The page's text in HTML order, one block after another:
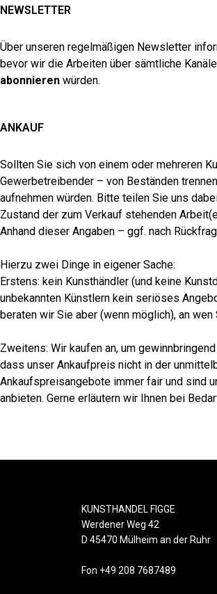
NEWSLETTER
Über unseren regelmäßigen Newsletter
bevor wir die Arbeiten über sämtliche
abonnieren würden.
ANKAUF
Sollten Sie sich von einem oder mehreren
Gewerbetreibender – von Beständen
aufnehmen würden. Bitte teilen Sie uns
Zustand der zum Verkauf stehenden
Anhand dieser Angaben – ggf. nach
Hierzu zwei Dinge in eigener Sache:
Erstens: kein Kunsthändler (und keine
unbekannten Künstlern kein seriöses
beraten wir Sie aber (wenn möglich), an
Zweitens: Wir kaufen an, um
dass unser Ankaufpreis nicht in der
Ankaufspreisangebote immer fair und sind
anbieten. Gerne erläutern wir Ihnen bei
KUNSTHANDEL FIGGE
Werdener Weg 42
D 45470 Mülheim an der Ruhr
Fon +49 208 7687489